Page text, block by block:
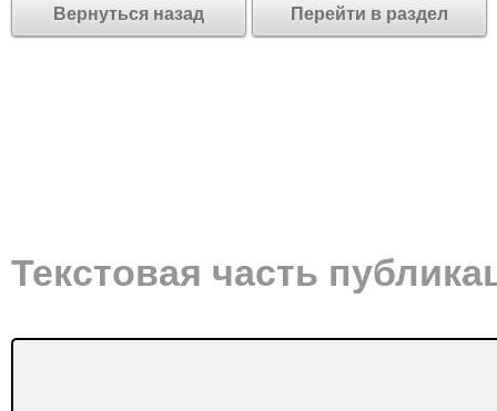
Вернуться назад Перейти в раздел
Текстовая часть